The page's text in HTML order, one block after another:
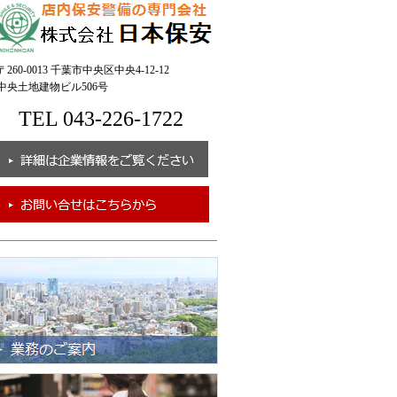
0013 千葉市中央区中央4-12-12
土地建物ビル506号
TEL 043-226-1722